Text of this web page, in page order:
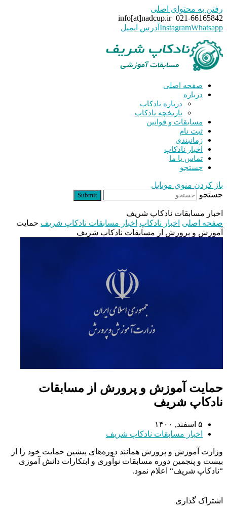
رفتن به محتوای اصلی
021-66165842
info[at]nadcup.ir
InstagramWhatsapp آدرس ایمیل
صفحه اصلی
درباره
درباره نادکاپ
تاریخچه نادکاپ
مسابقات و قوانین
ثبت نام
زمانبندی
اخبار نادکاپ
تماس با ما
جستجو
باز کردن منوی موبایل
جستجو
Submit
اخبار مسابقات نادکاپ شریف
صفحه اصلی اخبار نادکاپ اخبار مسابقات نادکاپ شریف حمایت
آموزش و پرورش از مسابقات نادکاپ شریف
حمایت آموزش و پرورش از مسابقات
نادکاپ شریف
۵ اسفند, ۱۴۰۰
اخبار مسابقات نادکاپ شریف
وزارت آموزش و پرورش همانند دوره‌های پیشین حمایت خود را از
بیست و پنجمین دوره مسابقات نوآوری و ابتکارات دانش آموزی
“نادکاپ شریف“ اعلام نمود.
اشتراک گذاری